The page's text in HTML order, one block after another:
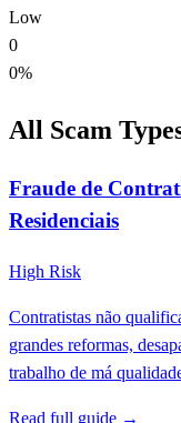
Low
0
0%
All Scam
Fraude de
Residenciais
High Risk
Contratistas não
grandes reformas,
trabalho de má
Read full guide →